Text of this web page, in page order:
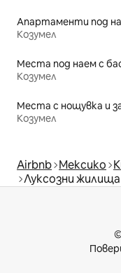
Апартаменти под
Козумел
Места под наем с
Козумел
Места с нощувка и
Козумел
Airbnb Мексико
Луксозни